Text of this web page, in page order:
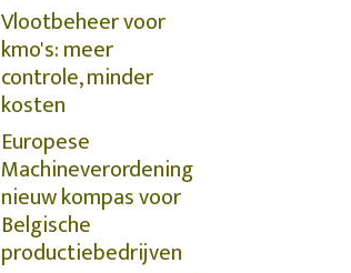
Vlootbeheer voor
kmo's: meer
controle, minder
kosten
Europese
Machineverordening
nieuw kompas voor
Belgische
productiebedrijven